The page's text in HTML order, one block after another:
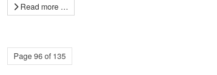
Read more …
Page 96 of 135